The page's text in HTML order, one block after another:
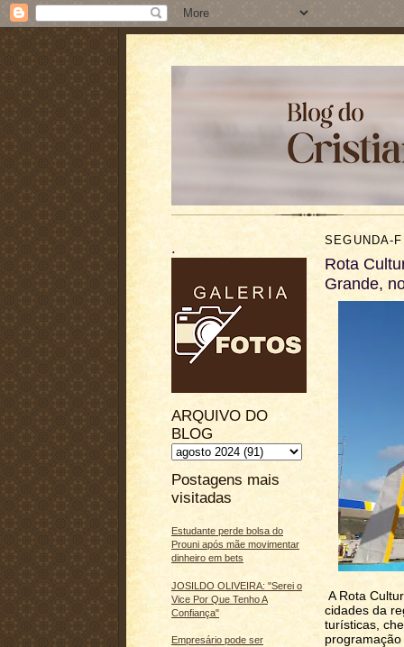
.
ARQUIVO DO
BLOG
Postagens mais
visitadas
Estudante perde bolsa do
Prouni após mãe movimentar
dinheiro em bets
JOSILDO OLIVEIRA: "Serei o
Vice Por Que Tenho A
Confiança"
Empresário pode ser
SEGUNDA-
Rota
Grande,
A Rota
cidades da
turísticas,